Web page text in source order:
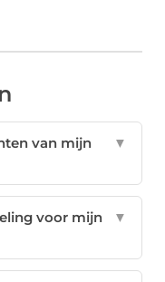
van mijn
▼
voor mijn
▼